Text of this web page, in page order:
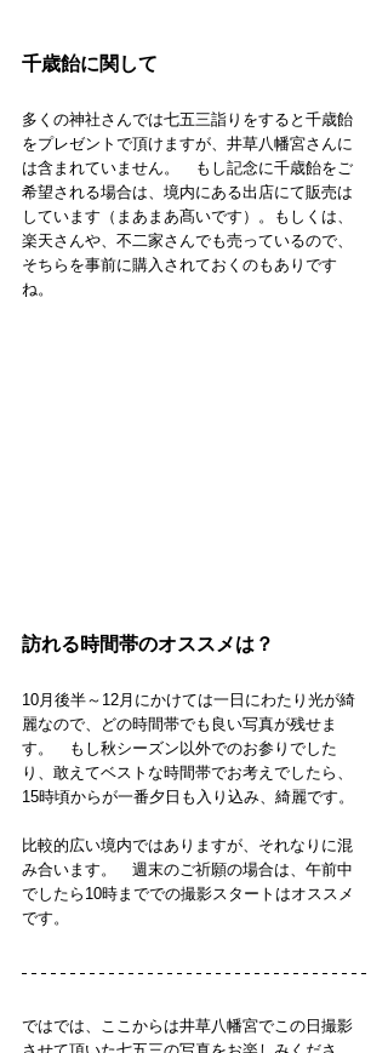
千歳飴に関して
多くの神社さんでは七五三詣りをすると千歳飴
をプレゼントで頂けますが、井草八幡宮さんに
は含まれていません。　もし記念に千歳飴をご
希望される場合は、境内にある出店にて販売は
しています（まあまあ髙いです）。もしくは、
楽天さんや、不二家さんでも売っているので、
そちらを事前に購入されておくのもありです
ね。
訪れる時間帯のオススメは？
10月後半～12月にかけては一日にわたり光が綺
麗なので、どの時間帯でも良い写真が残せま
す。　もし秋シーズン以外でのお参りでした
り、敢えてベストな時間帯でお考えでしたら、
15時頃からが一番夕日も入り込み、綺麗です。
比較的広い境内ではありますが、それなりに混
み合います。　週末のご祈願の場合は、午前中
でしたら10時まででの撮影スタートはオススメ
です。
ではでは、ここからは井草八幡宮でこの日 撮影